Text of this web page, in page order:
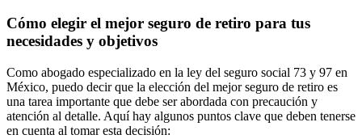
Cómo elegir el mejor seguro de retiro para tus
necesidades y objetivos
Como abogado especializado en la ley del seguro social 73 y 97 en
México, puedo decir que la elección del mejor seguro de retiro es
una tarea importante que debe ser abordada con precaución y
atención al detalle. Aquí hay algunos puntos clave que deben tenerse
en cuenta al tomar esta decisión: